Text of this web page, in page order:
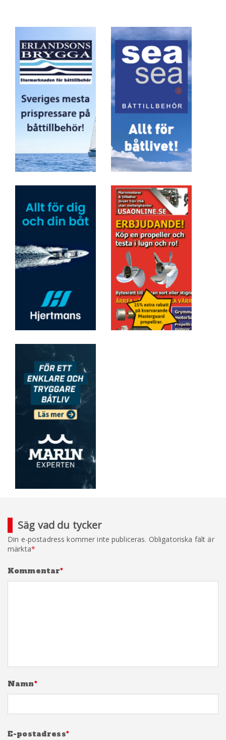
Säg vad du tycker
Din e-postadress kommer inte publiceras. Obligatoriska fält är
märkta*
Kommentar*
Namn*
E-postadress*